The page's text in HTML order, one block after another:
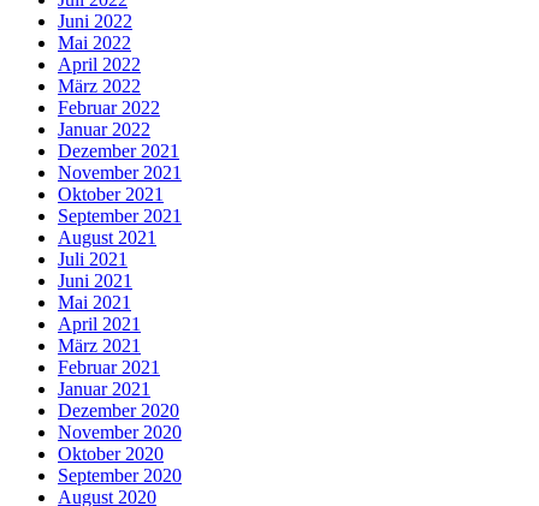
Juni 2022
Mai 2022
April 2022
März 2022
Februar 2022
Januar 2022
Dezember 2021
November 2021
Oktober 2021
September 2021
August 2021
Juli 2021
Juni 2021
Mai 2021
April 2021
März 2021
Februar 2021
Januar 2021
Dezember 2020
November 2020
Oktober 2020
September 2020
August 2020